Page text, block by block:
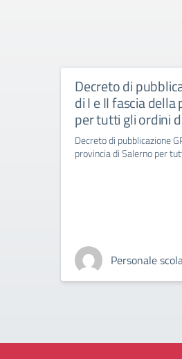
Decreto di
di I e II fascia
per tutti gli ordini
Decreto di pubblicazione
provincia di Salerno per
Personale